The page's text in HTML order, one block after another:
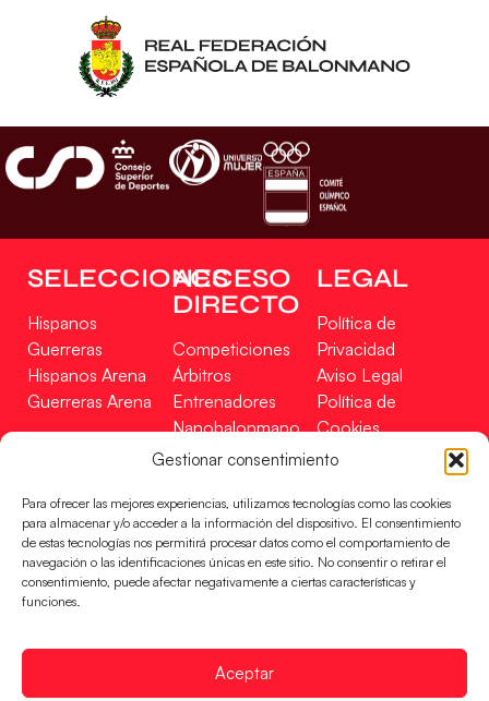
Gestionar consentimiento
Para ofrecer las mejores experiencias, utilizamos tecnologías como las cookies
para almacenar y/o acceder a la información del dispositivo. El consentimiento
de estas tecnologías nos permitirá procesar datos como el comportamiento de
navegación o las identificaciones únicas en este sitio. No consentir o retirar el
consentimiento, puede afectar negativamente a ciertas características y
funciones.
Aceptar
SELECCIONES
Hispanos
Guerreras
Hispanos Arena
Guerreras Arena
ACCESO
DIRECTO
Competiciones
Árbitros
Entrenadores
Nanobalonmano
Tienda
LEGAL
Política de
Privacidad
Aviso Legal
Política de
Cookies
Mapa Web
Incidencias
CONTACTO
EN
FINANCIADO